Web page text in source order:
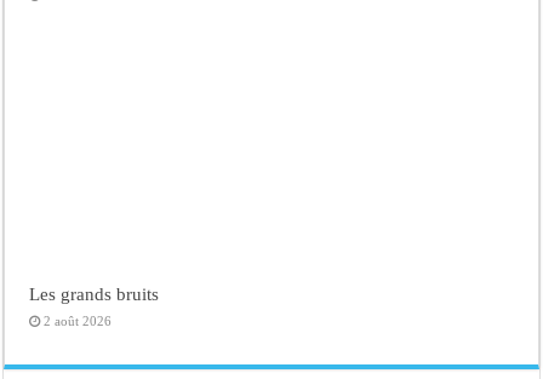
Les grands bruits
2 août 2026